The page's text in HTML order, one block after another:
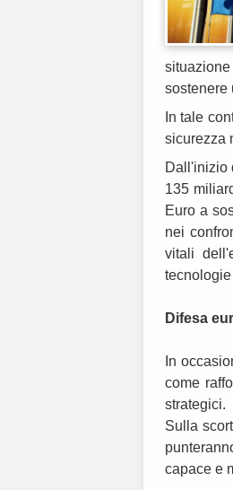
sostenere
In tale
sicurezza
Dall'inizio
135
Euro a
nei
vitali
Difesa
In
come
strategici.
Sulla
capace e